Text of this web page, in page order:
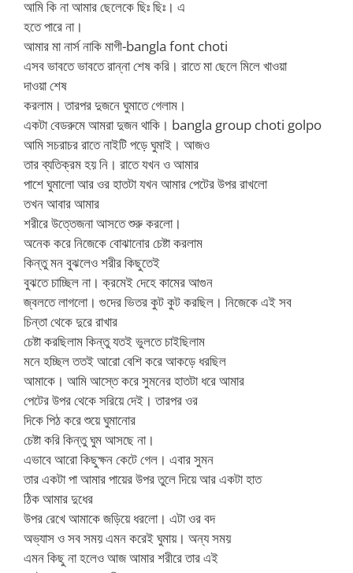
আমি কি না আমার ছেলেকে ছিঃ ছিঃ। এ
হতে পারে না।
আমার মা নার্স নাকি মাগী-bangla font choti
এসব ভাবতে ভাবতে রান্না শেষ করি। রাতে মা ছেলে মিলে খাওয়া
দাওয়া শেষ
করলাম। তারপর দুজনে ঘুমাতে গেলাম।
একটা বেডরুমে আমরা দুজন থাকি। bangla group choti golpo
আমি সচরাচর রাতে নাইটি পড়ে ঘুমাই। আজও
তার ব্যতিক্রম হয় নি। রাতে যখন ও আমার
পাশে ঘুমালো আর ওর হাতটা যখন আমার পেটের উপর রাখলো
তখন আবার আমার
শরীরে উত্তেজনা আসতে শুরু করলো।
অনেক করে নিজেকে বোঝানোর চেষ্টা করলাম
কিন্তু মন বুঝলেও শরীর কিছুতেই
বুঝতে চাচ্ছিল না। ক্রমেই দেহে কামের আগুন
জ্বলতে লাগলো। গুদের ভিতর কুট কুট করছিল। নিজেকে এই সব
চিন্তা থেকে দুরে রাখার
চেষ্টা করছিলাম কিন্তু যতই ভুলতে চাইছিলাম
মনে হচ্ছিল ততই আরো বেশি করে আকড়ে ধরছিল
আমাকে। আমি আস্তে করে সুমনের হাতটা ধরে আমার
পেটের উপর থেকে সরিয়ে দেই। তারপর ওর
দিকে পিঠ করে শুয়ে ঘুমানোর
চেষ্টা করি কিন্তু ঘুম আসছে না।
এভাবে আরো কিছুক্ষন কেটে গেল। এবার সুমন
তার একটা পা আমার পায়ের উপর তুলে দিয়ে আর একটা হাত
ঠিক আমার দুধের
উপর রেখে আমাকে জড়িয়ে ধরলো। এটা ওর বদ
অভ্যাস ও সব সময় এমন করেই ঘুমায়। অন্য সময়
এমন কিছু না হলেও আজ আমার শরীরে তার এই